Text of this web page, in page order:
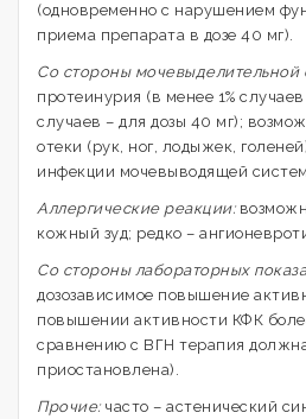
(одновременно с нарушением
приема препарата в дозе 40 мг).
Со стороны мочевыделительной
протеинурия (в менее 1%
случаев – для дозы 40 мг);
отеки (рук, ног, лодыжек,
инфекции мочевыводящей
Аллергические реакции:
кожный зуд; редко –
Со стороны лабораторных
дозозависимое повышение
повышении активности КФК
сравнению с ВГН терапия
приостановлена).
Прочие:часто – астенический